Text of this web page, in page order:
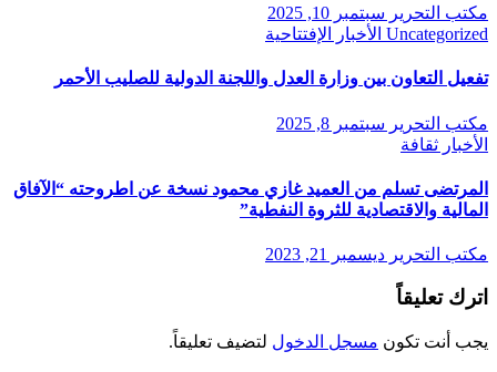
مكتب التحرير سبتمبر 10, 2025
Uncategorized الأخبار الإفتتاحية
تفعيل التعاون بين وزارة العدل واللجنة الدولية للصليب الأحمر
مكتب التحرير سبتمبر 8, 2025
الأخبار ثقافة
المرتضى تسلم من العميد غازي محمود نسخة عن اطروحته “الآفاق
المالية والاقتصادية للثروة النفطية”
مكتب التحرير ديسمبر 21, 2023
اترك تعليقاً
يجب أنت تكون مسجل الدخول لتضيف تعليقاً.